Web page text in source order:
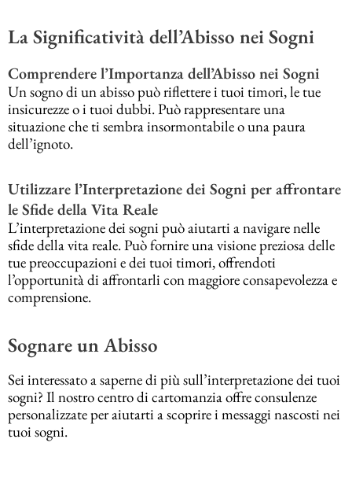
La Significatività dell’Abisso nei Sogni
Comprendere l’Importanza dell’Abisso nei Sogni
Un sogno di un abisso può riflettere i tuoi timori, le tue
insicurezze o i tuoi dubbi. Può rappresentare una
situazione che ti sembra insormontabile o una paura
dell’ignoto.
Utilizzare l’Interpretazione dei Sogni per affrontare
le Sfide della Vita Reale
L’interpretazione dei sogni può aiutarti a navigare nelle
sfide della vita reale. Può fornire una visione preziosa delle
tue preoccupazioni e dei tuoi timori, offrendoti
l’opportunità di affrontarli con maggiore consapevolezza e
comprensione.
Sognare un Abisso
Sei interessato a saperne di più sull’interpretazione dei tuoi
sogni? Il nostro centro di cartomanzia offre consulenze
personalizzate per aiutarti a scoprire i messaggi nascosti nei
tuoi sogni.